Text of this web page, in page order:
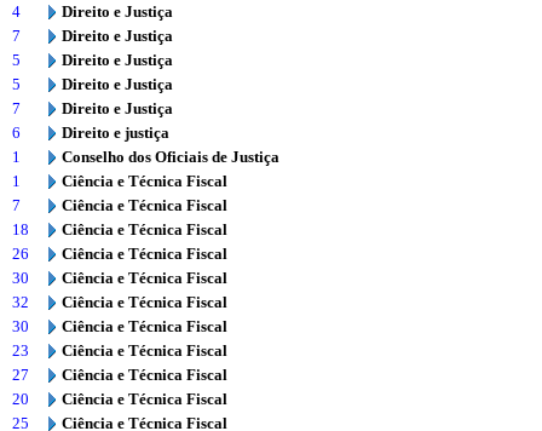
4
Direito e Justiça
7
Direito e Justiça
5
Direito e Justiça
5
Direito e Justiça
7
Direito e Justiça
6
Direito e justiça
1
Conselho dos Oficiais de Justiça
1
Ciência e Técnica Fiscal
7
Ciência e Técnica Fiscal
18
Ciência e Técnica Fiscal
26
Ciência e Técnica Fiscal
30
Ciência e Técnica Fiscal
32
Ciência e Técnica Fiscal
30
Ciência e Técnica Fiscal
23
Ciência e Técnica Fiscal
27
Ciência e Técnica Fiscal
20
Ciência e Técnica Fiscal
25
Ciência e Técnica Fiscal